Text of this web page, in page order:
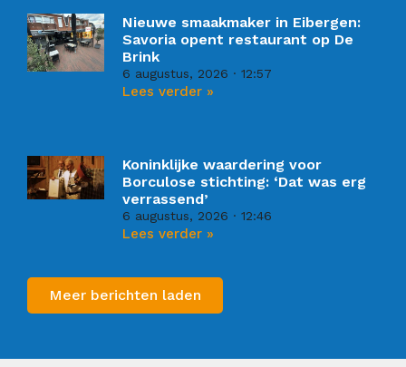
Nieuwe smaakmaker in Eibergen:
Savoria opent restaurant op De
Brink
6 augustus, 2026 12:57
Lees verder »
Koninklijke waardering voor
Borculose stichting: ‘Dat was erg
verrassend’
6 augustus, 2026 12:46
Lees verder »
Meer berichten laden